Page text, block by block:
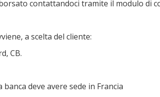
contattandoci tramite il modulo di
a scelta del cliente:
CB.
deve avere sede in Francia